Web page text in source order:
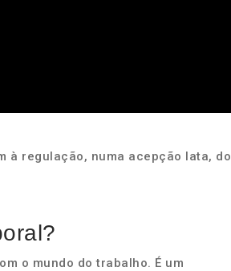
à regulação, numa acepção lata, do
o mundo do trabalho. É um